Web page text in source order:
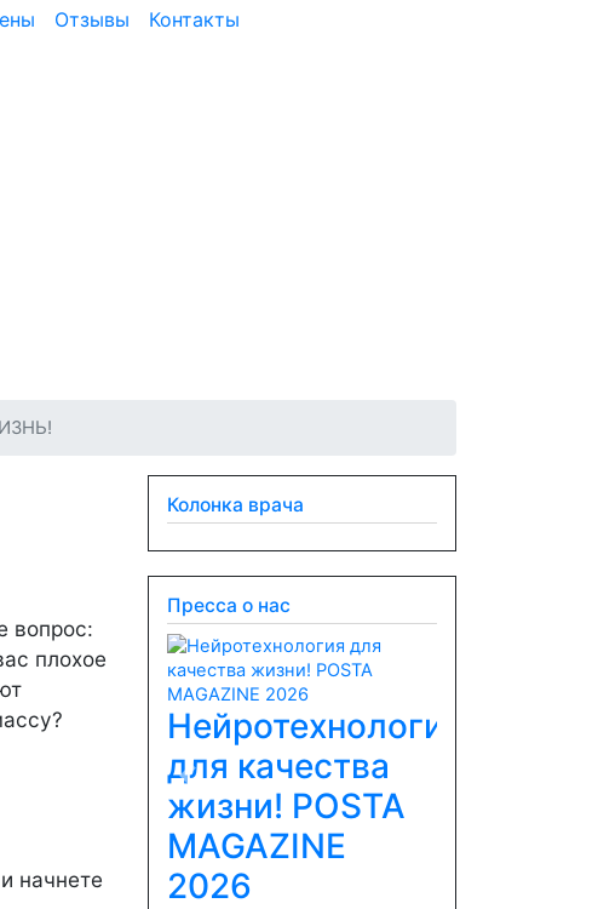
Отзывы Контакты
вопрос:
плохое
начнете
Колонка врача
Пресса о нас
Нейротехнология
для качества
жизни! POSTA
MAGAZINE
2026
Previous